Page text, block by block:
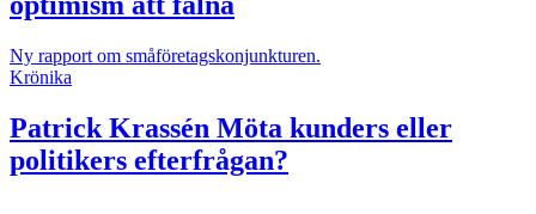
Ny rapport om småföretagskonjunkturen.
Krönika
Patrick Krassén Möta kunders eller
politikers efterfrågan?